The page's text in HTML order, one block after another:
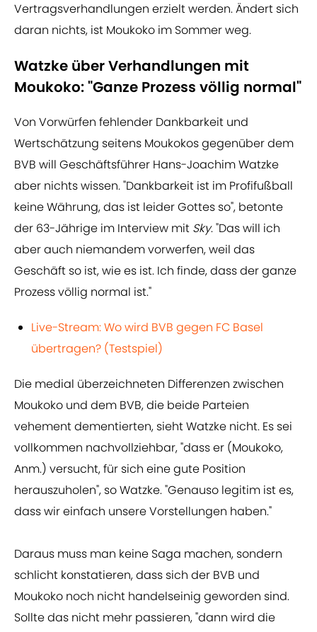
Vertragsverhandlungen erzielt werden. Ändert sich
daran nichts, ist Moukoko im Sommer weg.
Watzke über Verhandlungen mit
Moukoko: "Ganze Prozess völlig normal"
Von Vorwürfen fehlender Dankbarkeit und
Wertschätzung seitens Moukokos gegenüber dem
BVB will Geschäftsführer Hans-Joachim Watzke
aber nichts wissen. "Dankbarkeit ist im Profifußball
keine Währung, das ist leider Gottes so", betonte
der 63-Jährige im Interview mit Sky. "Das will ich
aber auch niemandem vorwerfen, weil das
Geschäft so ist, wie es ist. Ich finde, dass der ganze
Prozess völlig normal ist."
Live-Stream: Wo wird BVB gegen FC Basel
übertragen? (Testspiel)
Die medial überzeichneten Differenzen zwischen
Moukoko und dem BVB, die beide Parteien
vehement dementierten, sieht Watzke nicht. Es sei
vollkommen nachvollziehbar, "dass er (Moukoko,
Anm.) versucht, für sich eine gute Position
herauszuholen", so Watzke. "Genauso legitim ist es,
dass wir einfach unsere Vorstellungen haben."
Daraus muss man keine Saga machen, sondern
schlicht konstatieren, dass sich der BVB und
Moukoko noch nicht handelseinig geworden sind.
Sollte das nicht mehr passieren, "dann wird die